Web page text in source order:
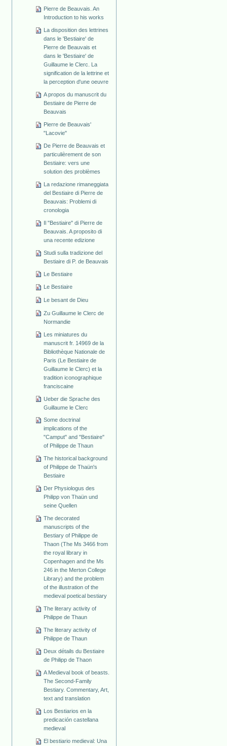
Pierre de Beauvais. An
Introduction to his works
La disposition des lettrines
dans le 'Bestiaire' de
Pierre de Beauvais et
dans le 'Bestiaire' de
Guillaume le Clerc. La
signification de la lettrine et
la perception d'une oeuvre
A propos du manuscrit du
Bestiaire de Pierre de
Beauvais
Pierre de Beauvais'
"Lacovie"
De Pierre de Beauvais et
particulièrement de son
Bestiaire: vers une
solution des problèmes
La redazione rimaneggiata
del Bestiaire di Pierre de
Beauvais: Problemi di
cronologia
Il "Bestiaire" di Pierre de
Beauvais. A proposito di
una recente edizione
Studi sulla tradizione del
Bestiaire di P. de Beauvais
Le Bestiaire
Le Bestiaire
Le besant de Dieu
Zu Guillaume le Clerc de
Normandie
Les miniatures du
manuscrit fr. 14969 de la
Bibliothèque Nationale de
Paris (Le Bestiaire de
Guillaume le Clerc) et la
tradition iconographique
franciscaine
Ueber die Sprache des
Guillaume le Clerc
Some doctrinal
implications of the
"Camput" and "Bestiaire"
of Philippe de Thaun
The historical background
of Philippe de Thaün's
Bestiaire
Der Physiologus des
Philipp von Thaün und
seine Quellen
The decorated
manuscripts of the
Bestiary of Philippe de
Thaon (The Ms 3466 from
the royal library in
Copenhagen and the Ms
246 in the Merton College
Library) and the problem
of the illustration of the
medieval poetical bestiary
The literary activity of
Philippe de Thaun
The literary activity of
Philippe de Thaun
Deux détails du Bestiaire
de Philipp de Thaon
A Medieval book of beasts.
The Second-Family
Bestiary. Commentary, Art,
text and translation
Los Bestiarios en la
predicación castellana
medieval
El bestiario medieval: Una